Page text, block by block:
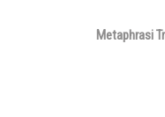
Metaphrasi